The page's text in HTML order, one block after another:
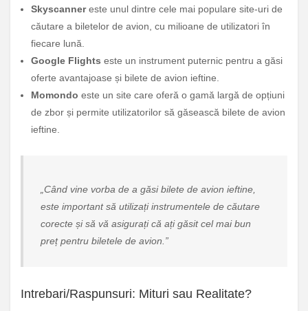
Skyscannereste unul dintre cele mai populare site-uri de
căutare a biletelor de avion, cu milioane de utilizatori în
fiecare lună.
Google Flights este un instrument puternic pentru a găsi
oferte avantajoase și bilete de avion ieftine.
Momondo este un site care oferă o gamă largă de opțiuni
de zbor și permite utilizatorilor să găsească bilete de avion
ieftine.
„Când vine vorba de a găsi bilete de avion ieftine,
este important să utilizați instrumentele de căutare
corecte și să vă asigurați că ați găsit cel mai bun
preț pentru biletele de avion.”
Intrebari/Raspunsuri: Mituri sau Realitate?